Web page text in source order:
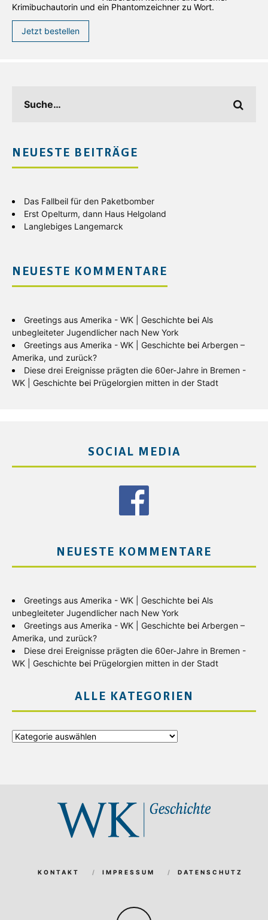
Krimibuchautorin und ein Phantomzeichner zu Wort.
Jetzt bestellen
NEUESTE BEITRÄGE
Das Fallbeil für den Paketbomber
Erst Opelturm, dann Haus Helgoland
Langlebiges Langemarck
NEUESTE KOMMENTARE
Greetings aus Amerika - WK | Geschichte bei Als
unbegleiteter Jugendlicher nach New York
Greetings aus Amerika - WK | Geschichte bei Arbergen –
Amerika, und zurück?
Diese drei Ereignisse prägten die 60er-Jahre in Bremen -
WK | Geschichte bei Prügelorgien mitten in der Stadt
SOCIAL MEDIA
NEUESTE KOMMENTARE
Greetings aus Amerika - WK | Geschichte bei Als
unbegleiteter Jugendlicher nach New York
Greetings aus Amerika - WK | Geschichte bei Arbergen –
Amerika, und zurück?
Diese drei Ereignisse prägten die 60er-Jahre in Bremen -
WK | Geschichte bei Prügelorgien mitten in der Stadt
ALLE KATEGORIEN
Alle
KONTAKT IMPRESSUM DATENSCHUTZ